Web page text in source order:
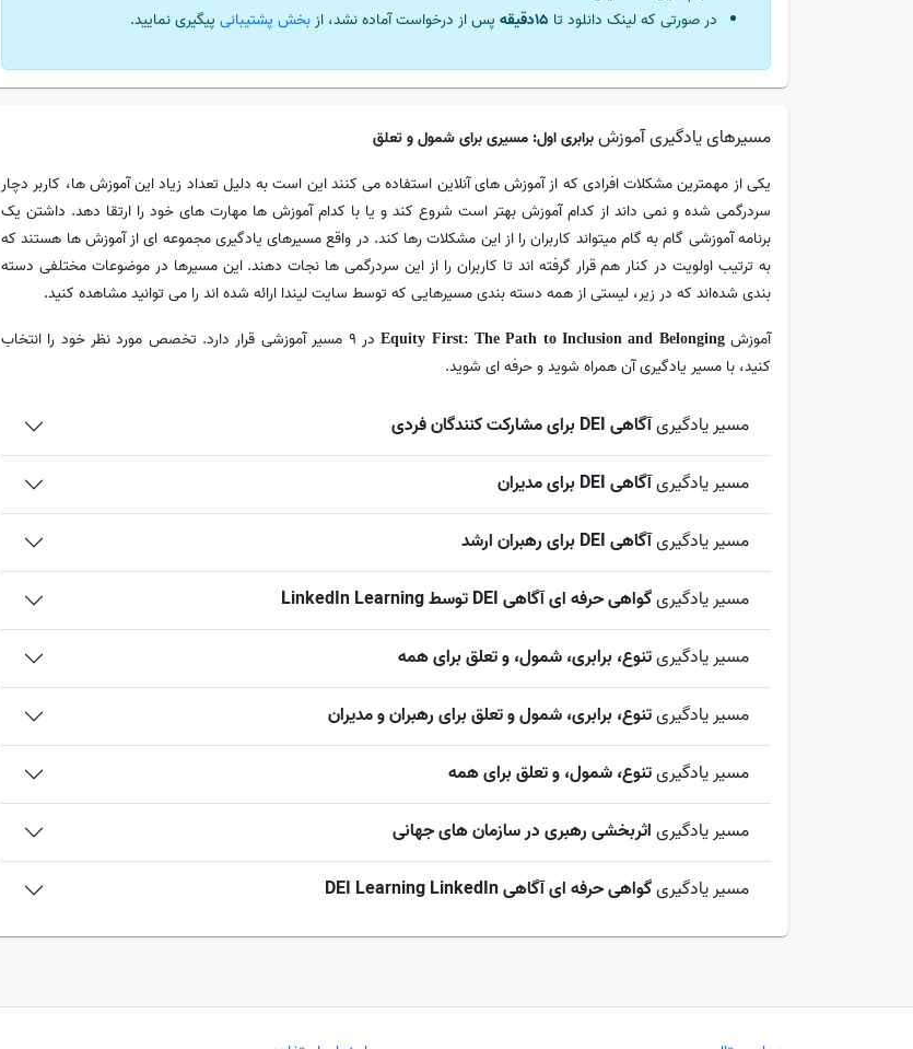
در صورتی که لینک دانلود تا 15دقیقه پس از درخواست آماده نشد، از بخش پشتیبانی پیگیری نمایید.
مسیرهای یادگیری آموزشبرابری اول: مسیری برای شمول و تعلق
یکی از مهمترین مشکلات افرادی که از آموزش های آنلاین استفاده می‌ کنند این است به دلیل تعداد زیاد این آموزش ها، کاربر دچار
سردرگمی شده و نمی داند از کدام آموزش بهتر است شروع کند و یا با کدام آموزش ها مهارت های خود را ارتقا دهد. داشتن یک
برنامه آموزشی گام به گام میتواند کاربران را از این مشکلات رها کند. در واقع مسیرهای یادگیری مجموعه ای از آموزش ها هستند که
به ترتیب اولویت در کنار هم قرار گرفته اند تا کاربران را از این سردرگمی ها نجات دهند. این مسیرها در موضوعات مختلفی دسته
بندی شده‌اند که در زیر، لیستی از همه دسته بندی مسیرهایی که توسط سایت لیندا ارائه شده اند را می توانید مشاهده کنید.
آموزشEquity First: The Path to Inclusion and Belonging
در 9 مسیر آموزشی قرار دارد. تخصص مورد نظر خود را انتخاب
کنید، با مسیر یادگیری آن همراه شوید و حرفه ای شوید.
مسیر یادگیریآگاهی DEI برای مشارکت کنندگان فردی
مسیر یادگیریآگاهی DEI برای مدیران
مسیر یادگیریآگاهی DEI برای رهبران ارشد
مسیر یادگیریگواهی حرفه ای آگاهی DEI توسط LinkedIn Learning
مسیر یادگیریتنوع، برابری، شمول، و تعلق برای همه
مسیر یادگیریتنوع، برابری، شمول و تعلق برای رهبران و مدیران
مسیر یادگیریتنوع، شمول، و تعلق برای همه
مسیر یادگیریاثربخشی رهبری در سازمان های جهانی
مسیر یادگیریگواهی حرفه ای آگاهی DEI Learning LinkedIn